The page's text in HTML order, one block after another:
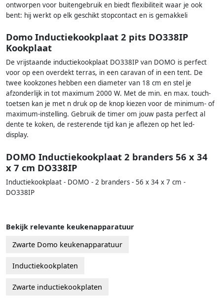
ontworpen voor buitengebruik en biedt flexibiliteit waar je ook
bent: hij werkt op elk geschikt stopcontact en is gemakkeli
Domo Inductiekookplaat 2 pits DO338IP
Kookplaat
De vrijstaande inductiekookplaat DO338IP van DOMO is perfect
voor op een overdekt terras, in een caravan of in een tent. De
twee kookzones hebben een diameter van 18 cm en stel je
afzonderlijk in tot maximum 2000 W. Met de min. en max. touch-
toetsen kan je met n druk op de knop kiezen voor de minimum- of
maximum-instelling. Gebruik de timer om jouw pasta perfect al
dente te koken, de resterende tijd kan je aflezen op het led-
display.
DOMO Inductiekookplaat 2 branders 56 x 34
x 7 cm DO338IP
Inductiekookplaat - DOMO - 2 branders - 56 x 34 x 7 cm -
DO338IP
Bekijk relevante keukenapparatuur
Zwarte Domo keukenapparatuur
Inductiekookplaten
Zwarte inductiekookplaten